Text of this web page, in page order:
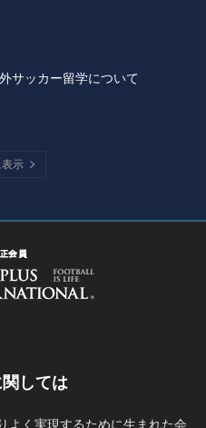
サッカー留学について
示
しては
よく実現するために生まれた会